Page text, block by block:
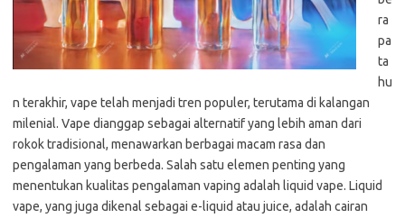
ra
pa
ta
hu
n terakhir, vape telah menjadi tren populer, terutama di kalangan
milenial. Vape dianggap sebagai alternatif yang lebih aman dari
rokok tradisional, menawarkan berbagai macam rasa dan
pengalaman yang berbeda. Salah satu elemen penting yang
menentukan kualitas pengalaman vaping adalah liquid vape. Liquid
vape, yang juga dikenal sebagai e-liquid atau juice, adalah cairan